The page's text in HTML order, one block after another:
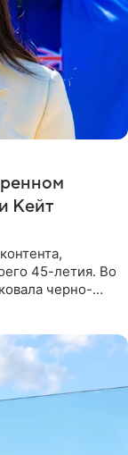
Кейт
45-летия. Во
черно-